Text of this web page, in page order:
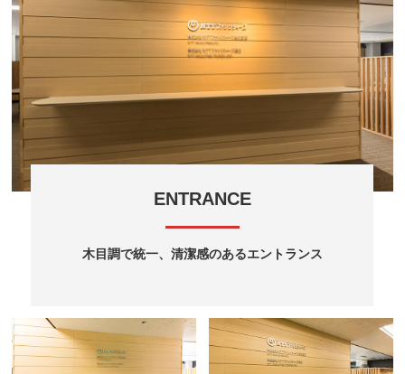
ENTRANCE
木目調で統一、清潔感のあるエントランス